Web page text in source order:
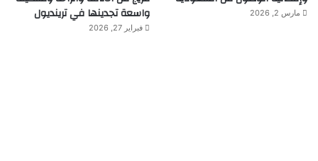
مارس 2, 2026
واسعة تجدينها في ترينديول
فبراير 27, 2026